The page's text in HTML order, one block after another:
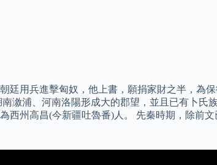
廷用兵進擊匈奴，他上書，願捐家財之半，為
漵浦、河南洛陽形成大的郡望，並且已有卜
西州高昌(今新疆吐魯番)人。 先秦時期，除前